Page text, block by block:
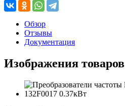
Обзор
Отзывы
Документация
Изображения товаров